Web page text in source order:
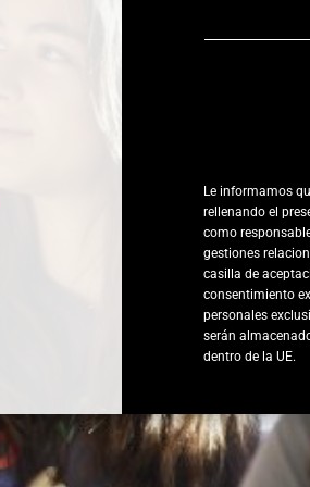
Le informamos
rellenando el
como
gestiones
casilla de
consentimiento
personales
serán
dentro de la UE.